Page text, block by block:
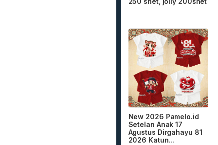
New 2026 Pamelo.id
Setelan Anak 17
Agustus Dirgahayu 81
2026 Katun...